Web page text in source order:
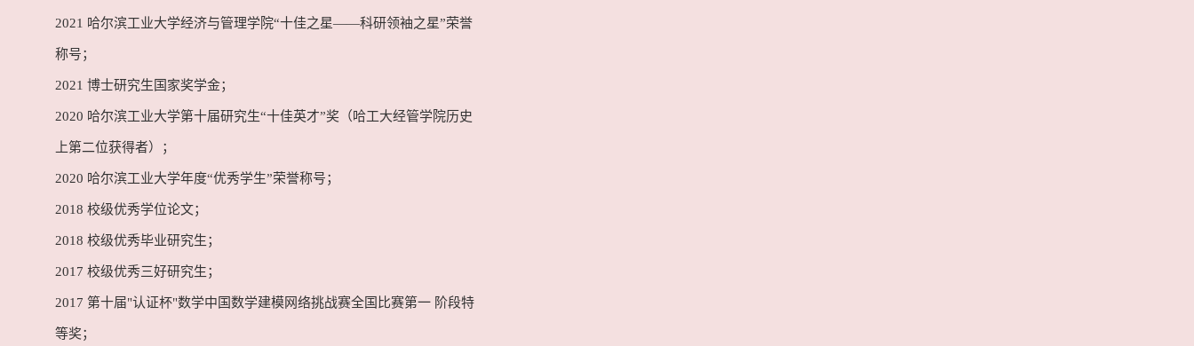
2021 哈尔滨工业大学经济与管理学院“十佳之星——科研领袖之星”荣誉
称号；
2021 博士研究生国家奖学金；
2020 哈尔滨工业大学第十届研究生“十佳英才”奖（哈工大经管学院历史
上第二位获得者）；
2020 哈尔滨工业大学年度“优秀学生”荣誉称号；
2018 校级优秀学位论文；
2018 校级优秀毕业研究生；
2017 校级优秀三好研究生；
2017 第十届"认证杯"数学中国数学建模网络挑战赛全国比赛第一 阶段特
等奖；